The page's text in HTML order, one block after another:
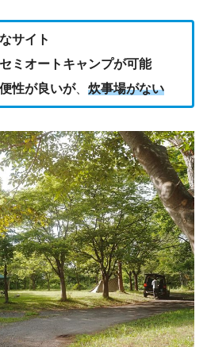
サイト
ミオートキャンプが可能
性が良いが、 炊事場がない